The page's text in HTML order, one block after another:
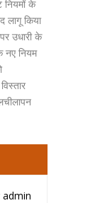
नियमों के
लागू किया
उधारी के
नए नियम
admin